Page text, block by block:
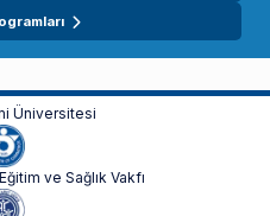
Üniversitesi
ve Sağlık Vakfı